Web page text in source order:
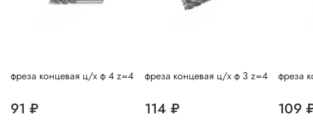
фреза концевая ц/х ф 4 z=4
91 ₽
фреза концевая ц/х ф 3 z=4
114 ₽
фреза
109